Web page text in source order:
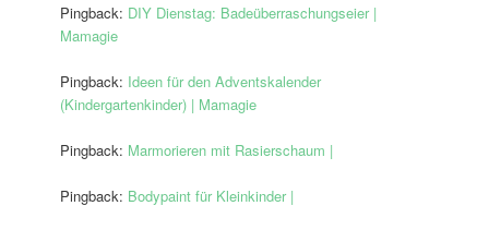
Pingback: DIY Dienstag: Badeüberraschungseier |
Mamagie
Pingback: Ideen für den Adventskalender
(Kindergartenkinder) | Mamagie
Pingback: Marmorieren mit Rasierschaum |
Pingback: Bodypaint für Kleinkinder |